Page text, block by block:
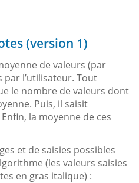
(version 1)
de valeurs (par
par l’utilisateur. Tout
le nombre de valeurs dont
Puis, il saisit
la moyenne de ces
et de saisies possibles
(les valeurs saisies
en gras italique) :